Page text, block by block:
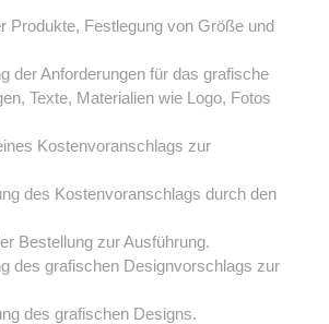
Produkte, Festlegung von Größe und
der Anforderungen für das grafische
Texte, Materialien wie Logo, Fotos
Kostenvoranschlags zur
des Kostenvoranschlags durch den
Bestellung zur Ausführung.
des grafischen Designvorschlags zur
des grafischen Designs.